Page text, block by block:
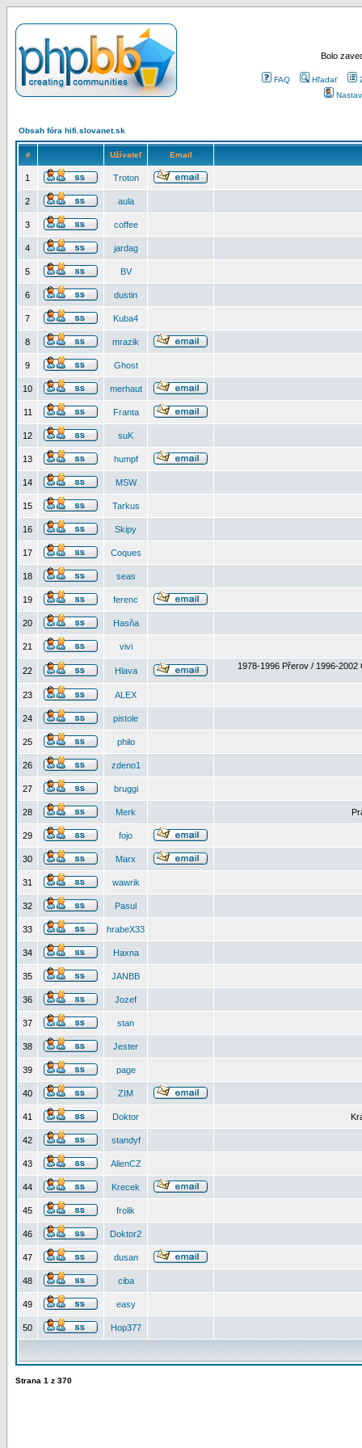
Bolo
FAQ Hľadať
Obsah fóra hifi.slovanet.sk
# Užívateľ Email
1 Troton
2 aula
3 coffee
4 jardag
5 BV
6 dustin
7 Kuba4
8 mrazik
9 Ghost
10 merhaut
11 Franta
12 suK
13 humpf
14 MSW
15 Tarkus
16 Skipy
17 Coques
18 seas
19 ferenc
20 Hasňa
21 vivi
22 Hlava 1978-1996 Přerov / 1996-2002
23 ALEX
24 pistole
25 philo
26 zdeno1
27 bruggi
28 Merk
29 fojo
30 Marx
31 wawrik
32 Pasul
33 hrabeX33
34 Haxna
35 JANBB
36 Jozef
37 stan
38 Jester
39 page
40 ZIM
41 Doktor
42 standyf
43 AlienCZ
44 Krecek
45 frolik
46 Doktor2
47 dusan
48 ciba
49 easy
50 Hop377
Strana 1 z 370